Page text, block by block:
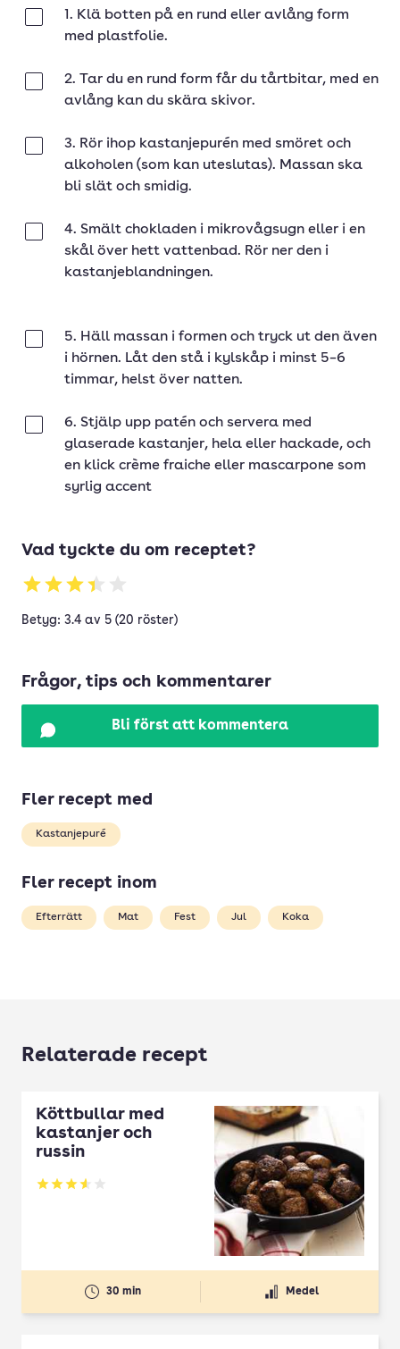
1. Klä botten på en rund eller avlång form
med plastfolie.
2. Tar du en rund form får du tårtbitar, med en
avlång kan du skära skivor.
3. Rör ihop kastanjepurén med smöret och
alkoholen (som kan uteslutas). Massan ska
bli slät och smidig.
4. Smält chokladen i mikrovågsugn eller i en
skål över hett vattenbad. Rör ner den i
kastanjeblandningen.
5. Häll massan i formen och tryck ut den även
i hörnen. Låt den stå i kylskåp i minst 5–6
timmar, helst över natten.
6. Stjälp upp patén och servera med
glaserade kastanjer, hela eller hackade, och
en klick crème fraiche eller mascarpone som
syrlig accent
Vad tyckte du om receptet?
Betyg: 3.4 av 5 (20 röster)
Frågor, tips och kommentarer
Bli först att kommentera
Fler recept med
Kastanjepuré
Fler recept inom
Efterrätt Mat Fest Jul Koka
Relaterade recept
Köttbullar med
kastanjer och
russin
Betyg: 3.57 av 5
30 min Medel